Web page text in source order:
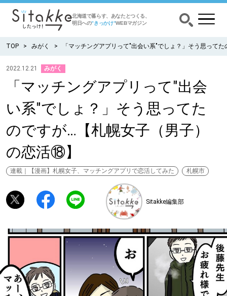
北海道で暮らす、あなたとつくる、
明日への”きっかけ”WEBマガジン
CATEGORY カテゴリー
食べる
出かける
暮らす
みがく
ゆるむ
TOP みがく 「マッチングアプリって"出会い系"でしょ？」そう思って
2022.12.21 みがく
「マッチングアプリって"出会
い系"でしょ？」そう思ってた
のですが…【札幌女子（男子）
の恋活⑱】
連載｜【漫画】札幌女子、マッチングアプリで恋活してみた 札幌市
Sitakke編集部